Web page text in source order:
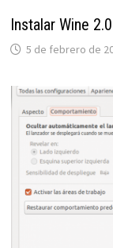
Instalar Wine
5 de febrero de